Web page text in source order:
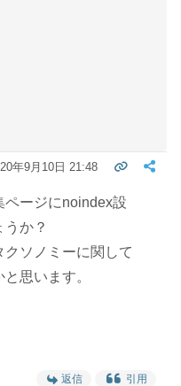
年9月10日 21:48
ページにnoindex設
か？
ソノミーに関して
思います。
返信 引用